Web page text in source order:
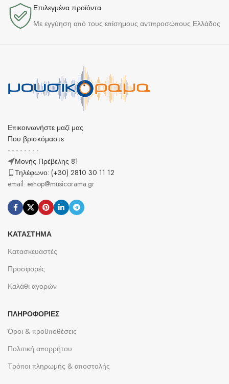
Επιλεγμένα προϊόντα​
Με εγγύηση από τους επίσημους αντιπροσώπους Ελλάδος
Επικοινωνήστε μαζί μας
Που βρισκόμαστε
- - - - - - - -
Μονής Πρέβελης 81
Τηλέφωνο: (+30) 2810 30 11 12
email: eshop@musicorama.gr
ΚΑΤΆΣΤΗΜΑ
Κατασκευαστές
Προσφορές
Καλάθι αγορών
ΠΛΗΡΟΦΟΡΊΕΣ
Όροι & προϋποθέσεις
Πολιτική απορρήτου
Τρόποι πληρωμής & αποστολής